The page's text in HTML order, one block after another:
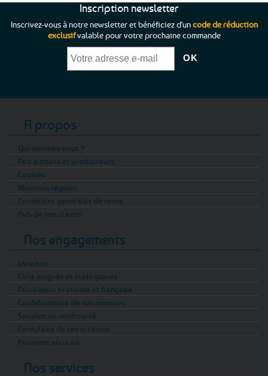
Inscription newsletter
Inscrivez-vous à notre newsletter et bénéficiez d'uncode de réduction
exclusifvalable pour votre prochaine commande
A propos
Qui sommes-nous ?
Nos artisans et producteurs
Cookies
Mentions légales
Conditions générales de vente
Avis de nos clients
Nos engagements
Livraison
Colis soignés et écologiques
Fabrication bretonne et française
Confidentialité de vos données
Satisfait ou remboursé
Formulaire de rétractation
Paiement sécurisé
Nos services